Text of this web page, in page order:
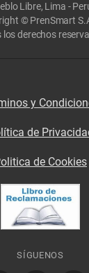
Libre, Lima -
© PrenSmart
los derechos
y
de
de Cookies
SÍGUENOS